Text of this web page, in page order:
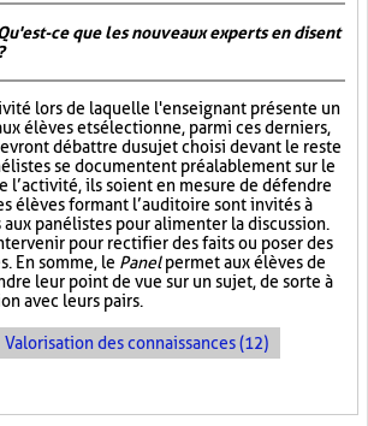
ce que les nouveaux experts en disent
?
lors de laquelle l'enseignant présente un
élèves et sélectionne, parmi ces derniers,
débattre du sujet choisi devant le reste
se documentent préalablement sur le
l’activité, ils soient en mesure de défendre
élèves formant l’auditoire sont invités à
aux panélistes pour alimenter la discussion.
pour rectifier des faits ou poser des
En somme, le Panelpermet aux élèves de
leur point de vue sur un sujet, de sorte à
avec leurs pairs.
Valorisation des connaissances (12)